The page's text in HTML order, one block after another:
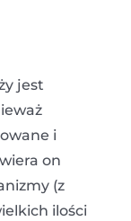
jest
i
on
(z
ilości